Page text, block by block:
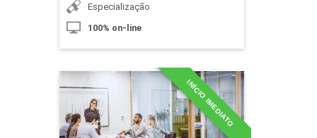
Formação de Preço na Exportação
10h
Especialização
100% on-line
INÍCIO IMEDIATO
MBA em Contabilidade
Consultiva
Detalhes do curso